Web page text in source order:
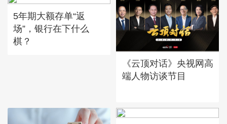
5年期大额存单“返
场”，银行在下什么
棋？
《云顶对话》央视网高
端人物访谈节目